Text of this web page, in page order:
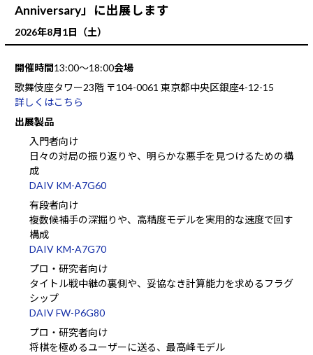
Anniversary」に出展します
2026年8月1日（土）
開催時間13:00～18:00会場
歌舞伎座タワー23階 〒104-0061 東京都中央区銀座4-12-15
詳しくはこちら
出展製品
入門者向け
日々の対局の振り返りや、明らかな悪手を見つけるための構
成
DAIV KM-A7G60
有段者向け
複数候補手の深掘りや、高精度モデルを実用的な速度で回す
構成
DAIV KM-A7G70
プロ・研究者向け
タイトル戦中継の裏側や、妥協なき計算能力を求めるフラグ
シップ
DAIV FW-P6G80
プロ・研究者向け
将棋を極めるユーザーに送る、最高峰モデル